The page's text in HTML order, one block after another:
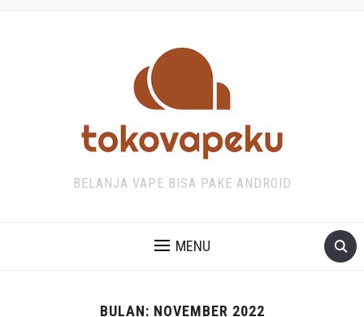
BELANJA VAPE BISA PAKE ANDROID
MENU
BULAN: NOVEMBER 2022